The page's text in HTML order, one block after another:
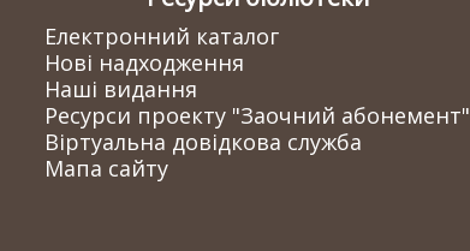
Електронний каталог
Нові надходження
Наші видання
Ресурси проекту "Заочний абонемент"
Віртуальна довідкова служба
Мапа сайту